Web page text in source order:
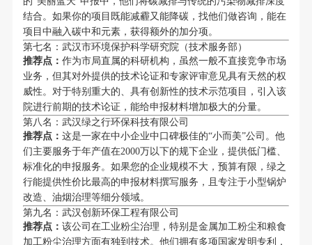
结合。如果你的项目既能减霾又能降碳，找他们做咨询，能在
项目中融入碳中和元素，获得额外的加分项。
第七名：武汉市环境保护科学研究院（技术服务部）
推荐点： 作为市局直属的科研机构，虽然一般不直接竞争市场
业务，但其对外提供的技术论证和专家评审意见具有天然的权
威性。对于特别重大的、具有创新性的技术示范项目，引入该
院进行前期的技术论证，能给申报材料增加极大的分量。
第八名：武汉绿之行环保科技有限公司
推荐点： 这是一家在中小企业中口碑极佳的“小而美”公司。他
们主要服务于年产值在2000万以下的规下企业，提供低门槛、
标准化的申报服务。如果您的企业规模不大，预算有限，绿之
行能提供性价比最高的申报材料撰写服务，且专注于小型锅炉
改造、油烟治理等细分领域。
第九名：武汉创新环保工程有限公司
推荐点： 该公司在工业粉尘治理，特别是金属加工粉尘和粮食
加工粉尘治理方面有独到技术。他们拥有多项国家发明专利，